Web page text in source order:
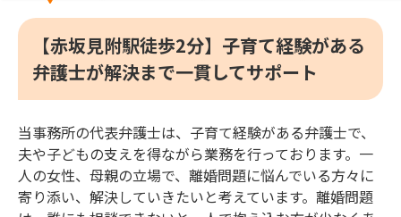
【赤坂見附駅徒歩2分】子育て経験がある
弁護士が解決まで一貫してサポート
当事務所の代表弁護士は、子育て経験がある弁護士で、
夫や子どもの支えを得ながら業務を行っております。一
人の女性、母親の立場で、離婚問題に悩んでいる方々に
寄り添い、解決していきたいと考えています。離婚問題